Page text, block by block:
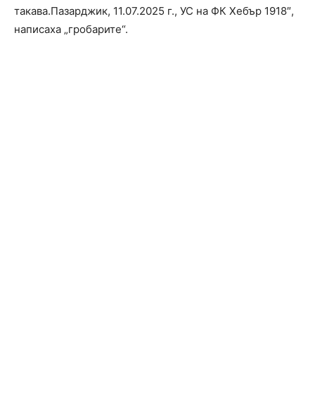
такава.Пазарджик, 11.07.2025 г., УС на ФК Хебър 1918″,
написаха „гробарите“.